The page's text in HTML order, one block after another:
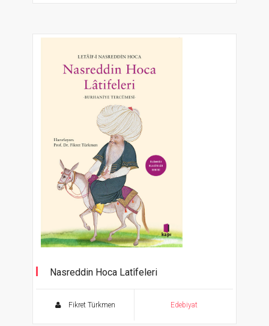
Nasreddin Hoca Latîfeleri
SerisiFikret Türkmen Edebiyat